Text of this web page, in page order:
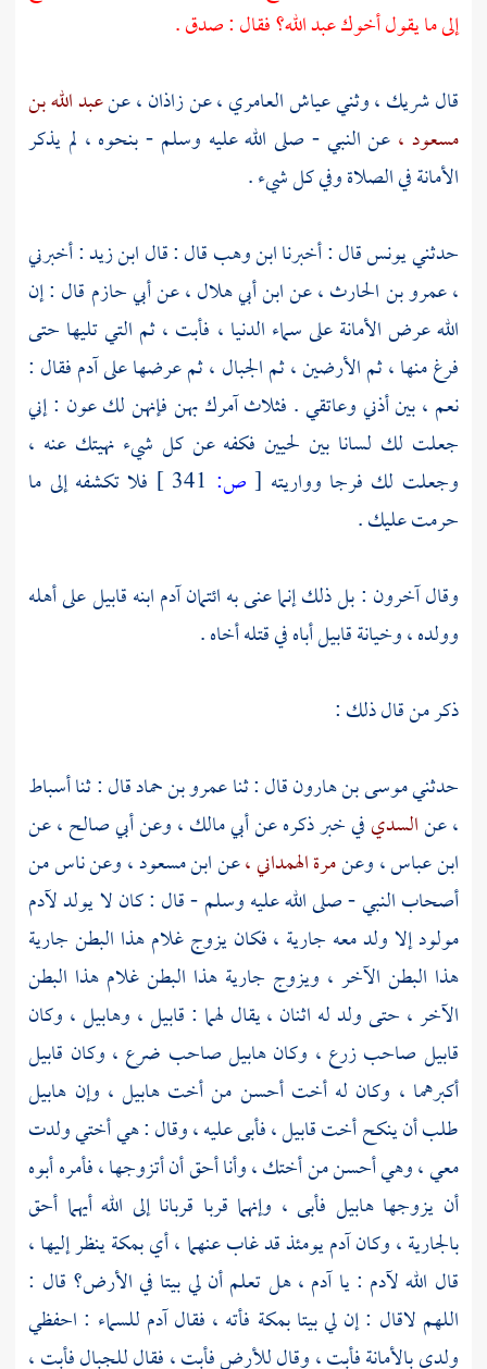
إلى ما يقول أخوك عبد الله؟ فقال : صدق .
قالشريك ،وثنيعياش العامري ،عنزاذان ،عنعبد الله بن
مسعود ، عن النبي - صلى الله عليه وسلم - بنحوه ، لم يذكر
الأمانة في الصلاة وفي كل شيء .
حدثنييونسقال : أخبرناابن وهبقال : قالابن زيد: أخبرني
،عمرو بن الحارث ،عنابن أبي هلال ،عنأبي حازم قال : إن
الله عرض الأمانة على سماء الدنيا ، فأبت ، ثم التي تليها حتى
فرغ منها ، ثم الأرضين ، ثم الجبال ، ثم عرضها علىآدمفقال :
نعم ، بين أذني وعاتقي . فثلاث آمرك بهن فإنهن لك عون : إني
جعلت لك لسانا بين لحيين فكفه عن كل شيء نهيتك عنه ،
وجعلت لك فرجا وواريته [ ص:
فلا تكشفه إلى ما
حرمت عليك .
وقال آخرون : بل ذلك إنما عنى به ائتمانآدمابنهقابيلعلى أهله
وولده ، وخيانةقابيلأباه في قتله أخاه .
ذكر من قال ذلك :
حدثنيموسى بن هارونقال : ثناعمرو بن حمادقال : ثناأسباط
،عنالسديفي خبر ذكره عنأبي مالك ،وعنأبي صالح ،عن
ابن عباس ،وعنمرة الهمداني ،عنابن مسعود ،وعن ناس من
أصحاب النبي - صلى الله عليه وسلم - قال : كان لا يولدلآدم
مولود إلا ولد معه جارية ، فكان يزوج غلام هذا البطن جارية
هذا البطن الآخر ، ويزوج جارية هذا البطن غلام هذا البطن
الآخر ، حتى ولد له اثنان ، يقال لهما : قابيل ، وهابيل ، وكان
قابيل صاحب زرع ، وكانهابيلصاحب ضرع ، وكان قابيل
أكبرهما ، وكان له أخت أحسن من أختهابيل ، وإن هابيل
طلب أن ينكح أختقابيل ،فأبى عليه ، وقال : هي أختي ولدت
معي ، وهي أحسن من أختك ، وأنا أحق أن أتزوجها ، فأمره أبوه
أن يزوجهاهابيل فأبى ، وإنهما قربا قربانا إلى الله أيهما أحق
بالجارية ، وكانآدميومئذ قد غاب عنهما ، أيبمكةينظر إليها ،
قال اللهلآدم : ياآدم ،هل تعلم أن لي بيتا في الأرض؟ قال :
اللهم لاقال : إن لي بيتابمكة فأته ، فقالآدم للسماء : احفظي
ولدي بالأمانة فأبت ، وقال للأرض فأبت ، فقال للجبال فأبت ،